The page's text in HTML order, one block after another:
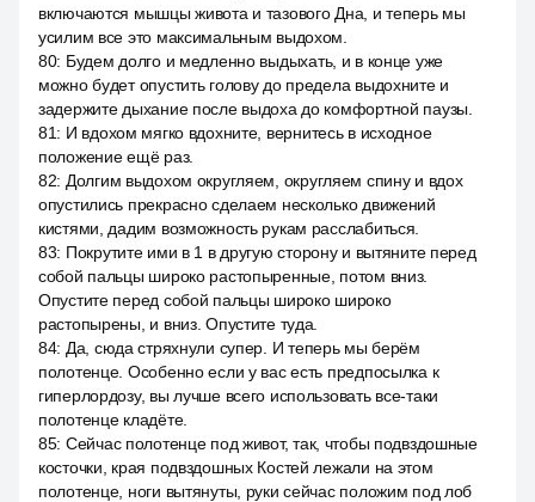
включаются мышцы живота и тазового Дна, и теперь мы
усилим все это максимальным выдохом.
80: Будем долго и медленно выдыхать, и в конце уже
можно будет опустить голову до предела выдохните и
задержите дыхание после выдоха до комфортной паузы.
81: И вдохом мягко вдохните, вернитесь в исходное
положение ещё раз.
82: Долгим выдохом округляем, округляем спину и вдох
опустились прекрасно сделаем несколько движений
кистями, дадим возможность рукам расслабиться.
83: Покрутите ими в 1 в другую сторону и вытяните перед
собой пальцы широко растопыренные, потом вниз.
Опустите перед собой пальцы широко широко
растопырены, и вниз. Опустите туда.
84: Да, сюда стряхнули супер. И теперь мы берём
полотенце. Особенно если у вас есть предпосылка к
гиперлордозу, вы лучше всего использовать все-таки
полотенце кладёте.
85: Сейчас полотенце под живот, так, чтобы подвздошные
косточки, края подвздошных Костей лежали на этом
полотенце, ноги вытянуты, руки сейчас положим под лоб